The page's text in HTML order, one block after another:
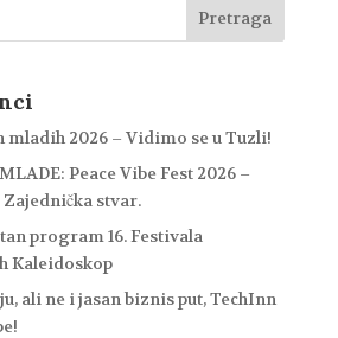
mladih 2026 – Vidimo se u Tuzli!
Peace Vibe Fest 2026 –
stvar.
program 16. Festivala
Kaleidoskop
ali ne i jasan biznis put, TechInn